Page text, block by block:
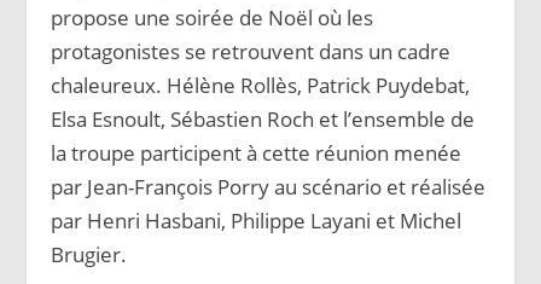
propose une soirée de Noël où les
protagonistes se retrouvent dans un cadre
chaleureux. Hélène Rollès, Patrick Puydebat,
Elsa Esnoult, Sébastien Roch et l’ensemble de
la troupe participent à cette réunion menée
par Jean-François Porry au scénario et réalisée
par Henri Hasbani, Philippe Layani et Michel
Brugier.